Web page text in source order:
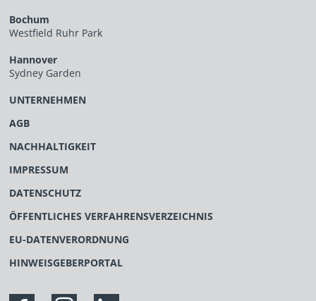
Bochum
Westfield Ruhr Park
Hannover
Sydney Garden
UNTERNEHMEN
AGB
NACHHALTIGKEIT
IMPRESSUM
DATENSCHUTZ
ÖFFENTLICHES VERFAHRENSVERZEICHNIS
EU-DATENVERORDNUNG
HINWEISGEBERPORTAL